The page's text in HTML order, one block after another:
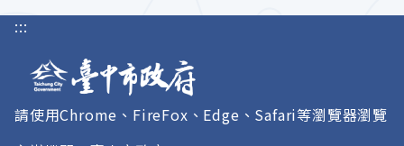
:::
請使用Chrome、FireFox、Edge、Safari等瀏覽器瀏覽